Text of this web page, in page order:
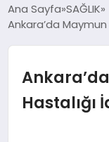
DÜNYA
EKONOMİ
Ana Sayfa SAĞLIK
Ankara’da Maymun
Hastalığı